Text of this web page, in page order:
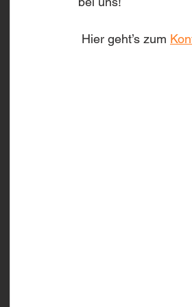
Hier geht’s zum